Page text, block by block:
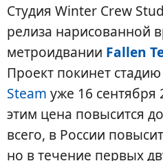
Студия Winter Crew
релиза нарисованной
метроидвании Fallen
Проект покинет
Steam уже 16 сентября
этим цена повысится
всего, в России
но в течение первых